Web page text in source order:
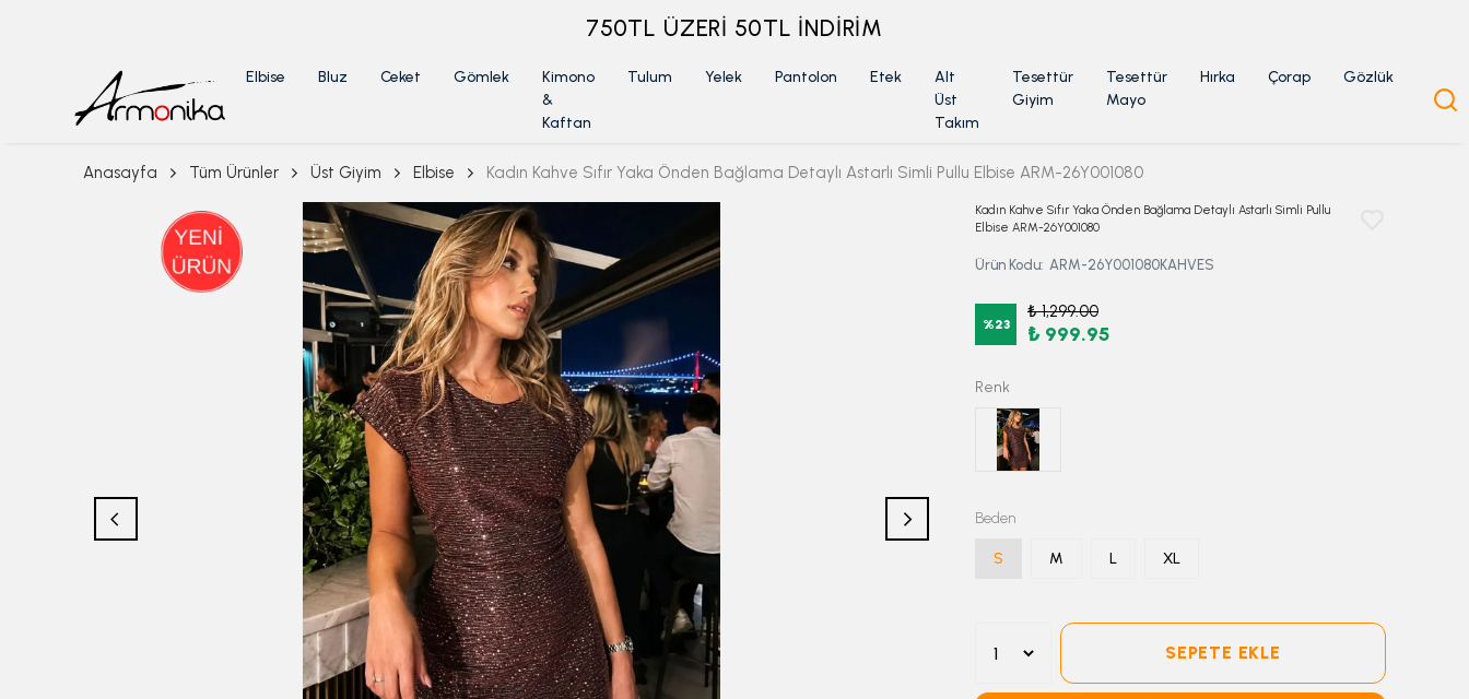
ÜYELİKSİZ SİPARİŞ İADE TALEBİ İÇİN TIKLA
Elbise Bluz Ceket Gömlek
Kimono
&
Kaftan
Tulum Yelek Pantolon Etek
Alt
Üst
Takım
Tesettür
Giyim
Tesettür
Mayo
Hırka Çorap Gözlük
Anasayfa Tüm Ürünler Üst Giyim Elbise Kadın Kahve Sıfır Yaka Önden Bağlama Detaylı Astarlı Simli Pullu Elbise ARM-26Y001080
Kadın Kahve Sıfır Yaka Önden Bağlama Detaylı Astarlı Simli Pullu
Elbise ARM-26Y001080
Ürün Kodu: ARM-26Y001080KAHVES
%23
₺ 1,299.00
₺ 999.95
Renk
Beden
S M L XL
SEPETE EKLE